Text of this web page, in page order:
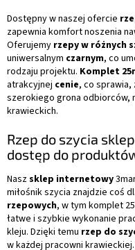
Dostępny w naszej ofercie
zapewnia komfort noszenia
Oferujemy rzepy w różnych
uniwersalnym czarnym, co
rodzaju projektu. Komplet
atrakcyjnej cenie, co
szerokiego grona odbiorców,
krawieckich.
Rzep do szycia
dostęp do
Naszsklep internetowy
miłośnik szycia znajdzie coś
rzepowych, w tym komplet
łatwe i szybkie wykonanie
kleju. Dzięki temu rzep do
w każdej pracowni